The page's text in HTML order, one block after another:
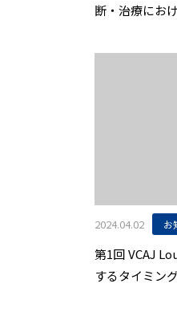
断・治療にお
2024.04.02 お
第1回 VCAJ
するタイミン